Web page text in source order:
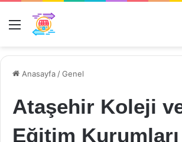
Menü
Anasayfa /Genel
Ataşehir Koleji
Eğitim